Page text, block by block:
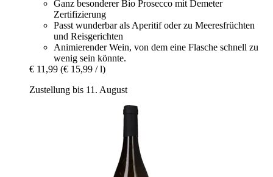
Ganz besonderer Bio Prosecco mit Demeter
Zertifizierung
Passt wunderbar als Aperitif oder zu Meeresfrüchten
und Reisgerichten
Animierender Wein, von dem eine Flasche schnell zu
wenig sein könnte.
€ 11,99 (€ 15,99 / l)
Zustellung bis 11. August